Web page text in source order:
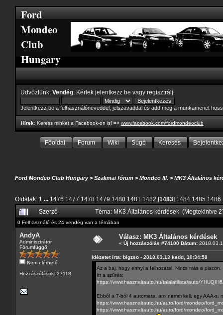
Ford
Mondeo
Club
Hungary
Üdvözlünk, Vendég . Kérlek jelentkezz be vagy regisztrálj
Jelentkezz be a felhasználóneveddel, jelszavaddal és add meg a munkamenet
Hírek: Keress minket a Facebook-on is! => www.facebook.com/fordmondeoclub
Főoldal Forum Wiki Súgó Keresés
Ford Mondeo Club Hungary>Szakmai fórum >Mondeo III. >MK3 Általános
Oldalak: 1 ... 1476 1477 1478 1479 1480 1481 1482 [1483] 1484 1485 1486
Szerző
Téma: MK3 Általános kérdések (Megtekintve
0 Felhasználó és 24 vendég van a témában
AndyA
Adminisztrátor
Fórumfüggő
Nem elérhető
Hozzászólások: 27118
Válasz: MK3 Általános kérdések
« Új hozzászólás #74100 Dátum:
Idézetet írta: bigzso - 2018.03.13 kedd, 10:34:58
Az a baj, hogy ennyi a felhozatal. Nincs más a piacon.
Itt a szűrés:
https://www.hasznaltauto.hu/talalatilista/auto/
Ebből a 7-ből 4 automata, ami nemm kell, egy AAA-s,
https://www.hasznaltauto.hu/auto/ford/mondeo/
https://www.hasznaltauto.hu/auto/ford/mondeo/